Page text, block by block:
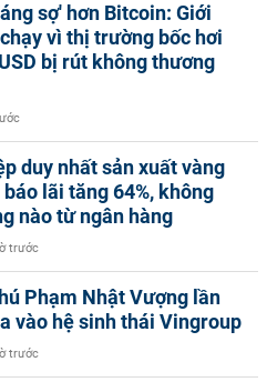
sợ' hơn Bitcoin: Giới
vì thị trường bốc hơi
bị rút không thương
duy nhất sản xuất vàng
lãi tăng 64%, không
nào từ ngân hàng
trước
Phạm Nhật Vượng lần
vào hệ sinh thái Vingroup
trước